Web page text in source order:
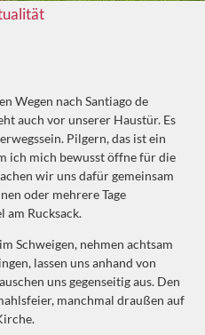
Wegen nach Santiago de
auch vor unserer Haustür. Es
Pilgern, das ist ein
ich mich bewusst öffne für die
wir uns dafür gemeinsam
oder mehrere Tage
am Rucksack.
Schweigen, nehmen achtsam
lassen uns anhand von
uns gegenseitig aus. Den
manchmal draußen auf